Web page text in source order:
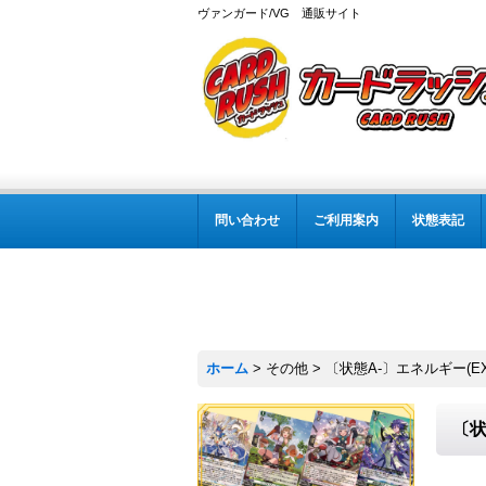
ヴァンガード/VG 通販サイト
問い合わせ ご利用案内 状態表記
ホーム > その他 > 〔状態A-〕エネルギー
〔